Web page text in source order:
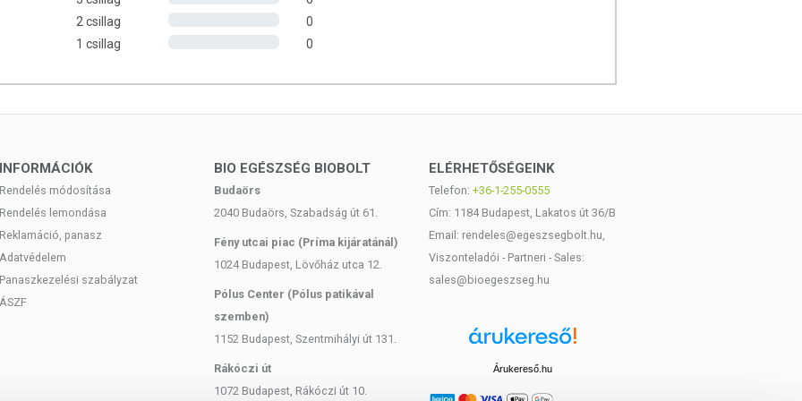
aromák, só.
2 csillag
0
1 csillag
0
INFORMÁCIÓK
Rendelés módosítása
Rendelés lemondása
Reklamáció, panasz
Adatvédelem
Panaszkezelési szabályzat
ÁSZF
BIO EGÉSZSÉG BIOBOLT
Budaörs
2040 Budaörs, Szabadság út 61.
Fény utcai piac (Príma kijáratánál)
1024 Budapest, Lövőház utca 12.
Pólus Center (Pólus patikával
szemben)
1152 Budapest, Szentmihályi út 131.
Rákóczi út
1072 Budapest, Rákóczi út 10.
ELÉRHETŐSÉGEINK
Telefon: +36-1-255-0555
Cím: 1184 Budapest, Lakatos út 36/B
Email: rendeles@egeszsegbolt.hu,
Viszonteladói - Partneri - Sales:
sales@bioegeszseg.hu
Árukereső.hu